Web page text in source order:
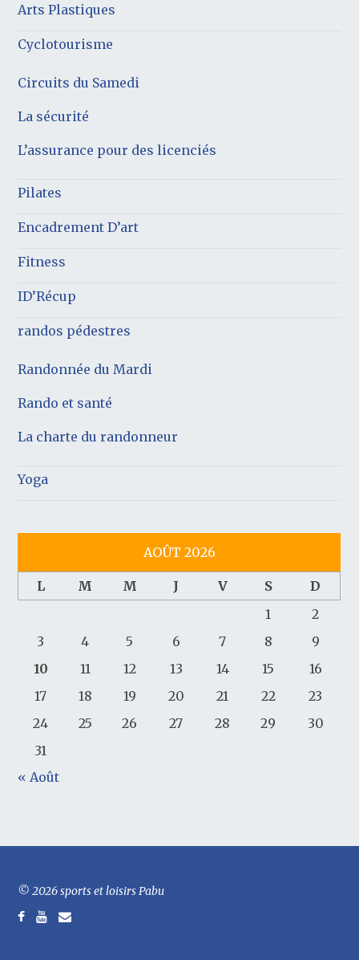
Arts Plastiques
Cyclotourisme
Circuits du Samedi
La sécurité
L’assurance pour des licenciés
Pilates
Encadrement D’art
Fitness
ID’Récup
randos pédestres
Randonnée du Mardi
Rando et santé
La charte du randonneur
Yoga
AOÛT 2026
L M M J V S
D
1
2
3
4 5 6 7 8
9
10
11 12 13 14 15
16
17
18 19 20 21 22
23
24
25 26 27 28 29
30
31
« Août
© 2026 sports et loisirs Pabu